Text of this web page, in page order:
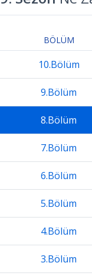
BÖLÜM
10.Bölüm
9.Bölüm
8.Bölüm
7.Bölüm
6.Bölüm
5.Bölüm
4.Bölüm
3.Bölüm